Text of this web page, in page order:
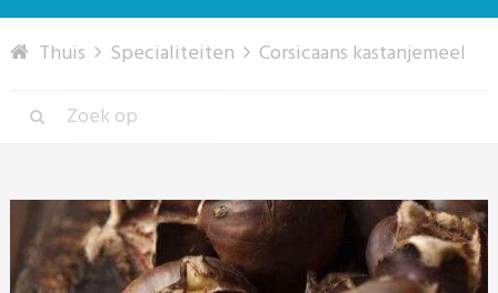
Thuis Specialiteiten Corsicaans kastanjemeel